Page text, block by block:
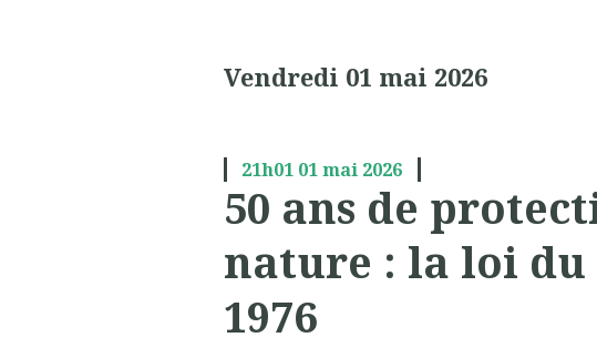
Vendredi 01 mai 2026
21h01 01mai 2026
50 ans de
nature : la loi
1976